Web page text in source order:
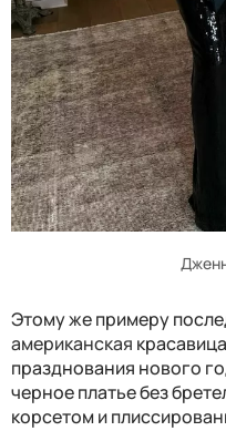
Этому же примеру
американская
празднования нового
черное платье без
корсетом и